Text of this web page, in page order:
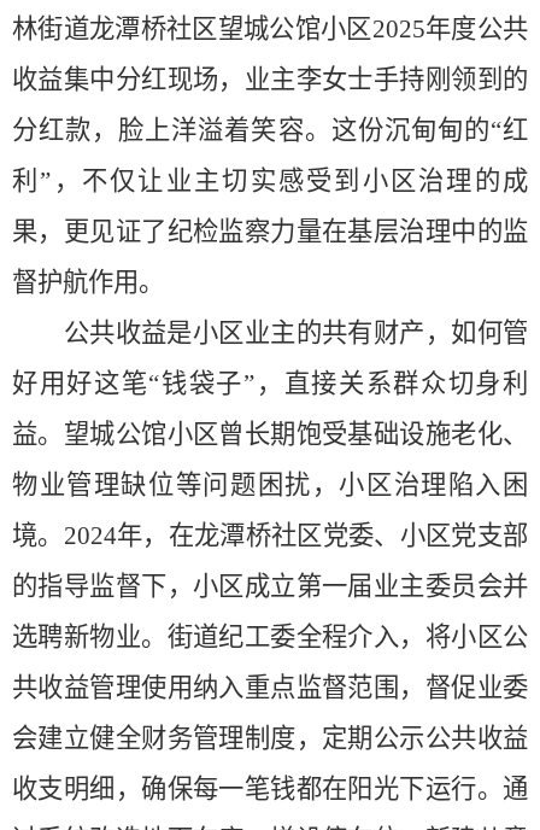
林街道龙潭桥社区望城公馆小区2025年度公共
收益集中分红现场，业主李女士手持刚领到的
分红款，脸上洋溢着笑容。这份沉甸甸的“红
利”，不仅让业主切实感受到小区治理的成
果，更见证了纪检监察力量在基层治理中的监
督护航作用。
公共收益是小区业主的共有财产，如何管
好用好这笔“钱袋子”，直接关系群众切身利
益。望城公馆小区曾长期饱受基础设施老化、
物业管理缺位等问题困扰，小区治理陷入困
境。2024年，在龙潭桥社区党委、小区党支部
的指导监督下，小区成立第一届业主委员会并
选聘新物业。街道纪工委全程介入，将小区公
共收益管理使用纳入重点监督范围，督促业委
会建立健全财务管理制度，定期公示公共收益
收支明细，确保每一笔钱都在阳光下运行。通